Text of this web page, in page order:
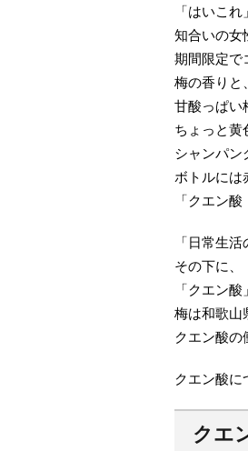
「はいこれ」
知合いの女
期間限定で
梅の香りと、
甘酸っぱい
ちょっと黄
シャンパン
ボトルには
「クエン
「日常生
その下に、
「クエン
梅は和歌山
クエン酸の
クエン酸に
クエ